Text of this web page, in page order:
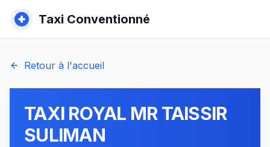
Taxi Conventionné
Retour à l'accueil
TAXI ROYAL MR TAISSIR
SULIMAN